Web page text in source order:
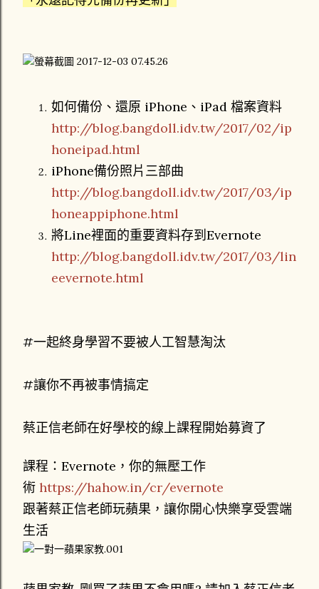
如何備份、還原 iPhone、iPad 檔案資料
http://blog.bangdoll.idv.tw/2017/02/ip
honeipad.html
iPhone備份照片三部曲
http://blog.bangdoll.idv.tw/2017/03/ip
honeappiphone.html
將Line裡面的重要資料存到Evernote
http://blog.bangdoll.idv.tw/2017/03/lin
eevernote.html
#一起終身學習不要被人工智慧淘汰
#讓你不再被事情搞定
蔡正信老師在好學校的線上課程開始募資了
課程：Evernote，你的無壓工作
術 https://hahow.in/cr/evernote
跟著蔡正信老師玩蘋果，讓你開心快樂享受雲端
生活